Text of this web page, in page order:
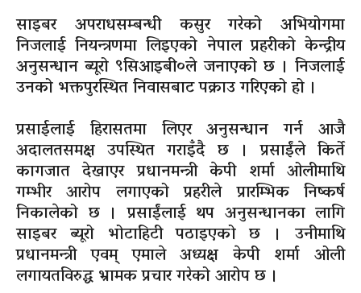
साइबर अपराधसम्बन्धी कसुर गरेको अभियोगमा
निजलाई नियन्त्रणमा लिइएको नेपाल प्रहरीको केन्द्रीय
अनुसन्धान ब्यूरो ९सिआइबी०ले जनाएको छ । निजलाई
उनको भक्तपुरस्थित निवासबाट पक्राउ गरिएको हो ।
प्रसाईलाई हिरासतमा लिएर अनुसन्धान गर्न आजै
अदालतसमक्ष उपस्थित गराइँदै छ । प्रसाईंले किर्ते
कागजात देखाएर प्रधानमन्त्री केपी शर्मा ओलीमाथि
गम्भीर आरोप लगाएको प्रहरीले प्रारम्भिक निष्कर्ष
निकालेको छ । प्रसाईंलाई थप अनुसन्धानका लागि
साइबर ब्‍यूरो भोटाहिटी पठाइएको छ । उनीमाथि
प्रधानमन्त्री एवम् एमाले अध्यक्ष केपी शर्मा ओली
लगायतविरुद्ध भ्रामक प्रचार गरेको आरोप छ ।